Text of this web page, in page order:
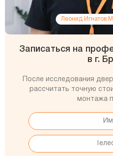
Леонид Игнатов
Записаться на
в г.
После исследования
рассчитать точную
монтажа